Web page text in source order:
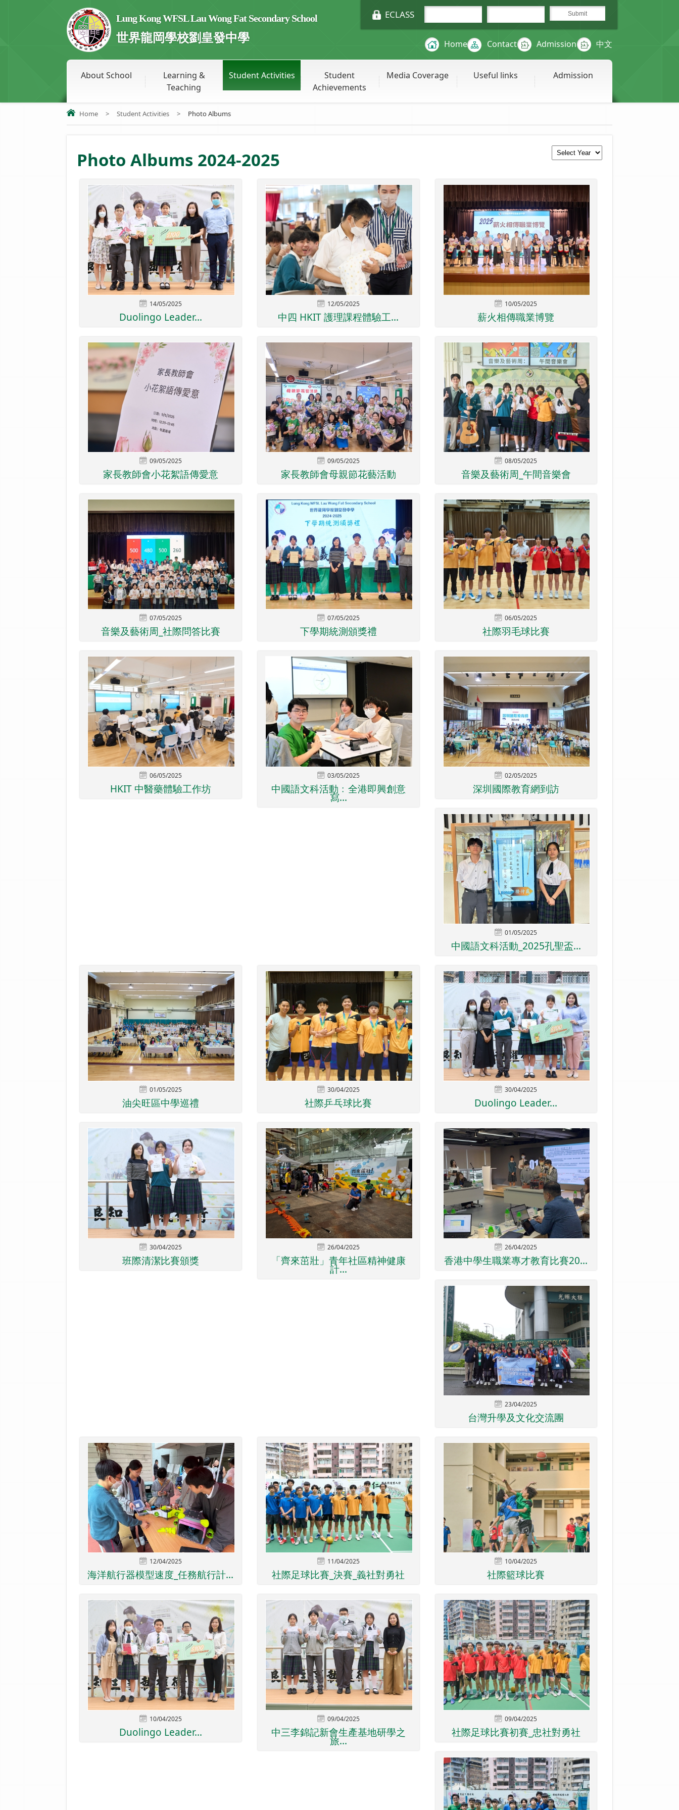
Lung Kong WFSL Lau Wong Fat Secondary School
世界龍岡學校劉皇發中學
ECLASS
Home Contact Admission 中文
About School
Learning &
Teaching
Student Activities
Student
Achievements
Media Coverage Useful links Admission
Home > Student Activities > Photo Albums
Photo Albums 2024-2025
14/05/2025
Duolingo Leader...
12/05/2025
中四 HKIT 護理課程體驗工...
10/05/2025
薪火相傳職業博覽
09/05/2025
家長教師會小花絮語傳愛意
09/05/2025
家長教師會母親節花藝活動
08/05/2025
音樂及藝術周_午間音樂會
07/05/2025
音樂及藝術周_社際問答比賽
07/05/2025
下學期統測頒獎禮
06/05/2025
社際羽毛球比賽
06/05/2025
HKIT 中醫藥體驗工作坊
03/05/2025
中國語文科活動﹕全港即興創意
寫...
02/05/2025
深圳國際教育網到訪
01/05/2025
中國語文科活動_2025孔聖盃...
01/05/2025
油尖旺區中學巡禮
30/04/2025
社際乒乓球比賽
30/04/2025
Duolingo Leader...
30/04/2025
班際清潔比賽頒獎
26/04/2025
「齊來茁壯」青年社區精神健康
計...
26/04/2025
香港中學生職業專才教育比賽20...
23/04/2025
台灣升學及文化交流團
12/04/2025
海洋航行器模型速度_任務航行計...
11/04/2025
社際足球比賽_決賽_義社對勇社
10/04/2025
社際籃球比賽
10/04/2025
Duolingo Leader...
09/04/2025
中三李錦記新會生產基地研學之
旅...
09/04/2025
社際足球比賽初賽_忠社對勇社